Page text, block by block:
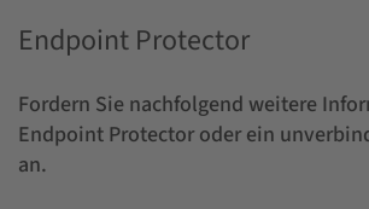
Endpoint Protector
Fordern Sie nachfolgend weitere
Endpoint Protector oder ein
an.